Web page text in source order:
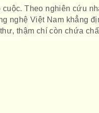
Theo nghiên cứu
nghệ Việt Nam khẳng
thậm chí còn chứa